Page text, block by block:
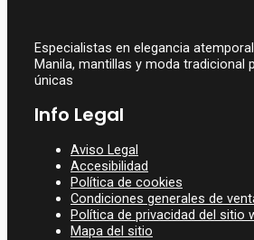
Especialistas en elegancia
Manila, mantillas y moda tradicional
únicas
Info Legal
Aviso Legal
Accesibilidad
Política de cookies
Condiciones generales de
Política de privacidad del sitio
Mapa del sitio